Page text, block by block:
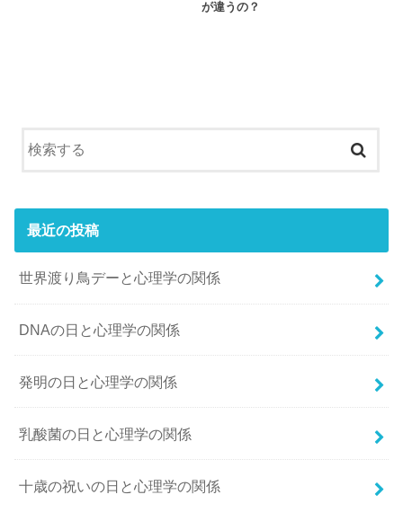
が違うの？
最近の投稿
世界渡り鳥デーと心理学の関係
DNAの日と心理学の関係
発明の日と心理学の関係
乳酸菌の日と心理学の関係
十歳の祝いの日と心理学の関係